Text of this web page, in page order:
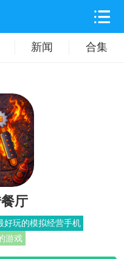
新闻 合集
休闲益智
音乐舞蹈
厅
好玩的模拟经营手机
游戏